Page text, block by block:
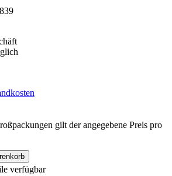
gilt der angegebene Preis pro
verfügbar